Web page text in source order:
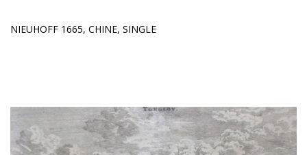
NIEUHOFF 1665, CHINE, SINGLE